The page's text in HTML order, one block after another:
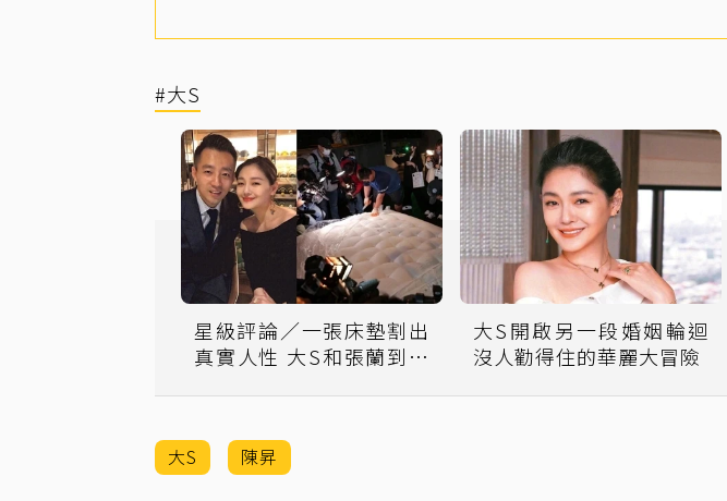
#大S
星級評論／一張床墊割出
真實人性 大S和張蘭到底
大S開啟另一段婚姻輪迴
沒人勸得住的華麗大冒險
大S 陳昇